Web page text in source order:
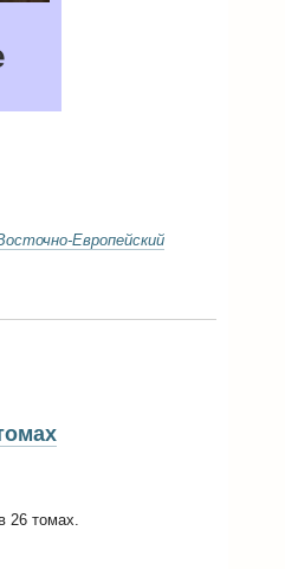
Европейский
26 томах.